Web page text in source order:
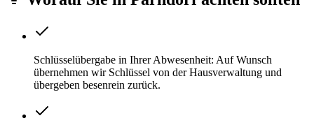
Schlüsselübergabe in Ihrer Abwesenheit: Auf Wunsch
übernehmen wir Schlüssel von der Hausverwaltung und
übergeben besenrein zurück.